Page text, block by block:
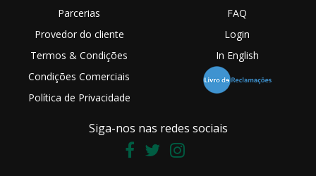
Parcerias
Provedor do cliente
Termos & Condições
Condições Comerciais
Política de Privacidade
FAQ
Login
In English
Siga-nos nas redes sociais